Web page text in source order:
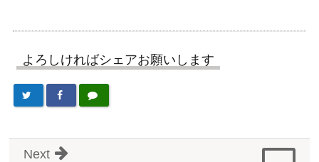
よろしければシェアお願いします
Next